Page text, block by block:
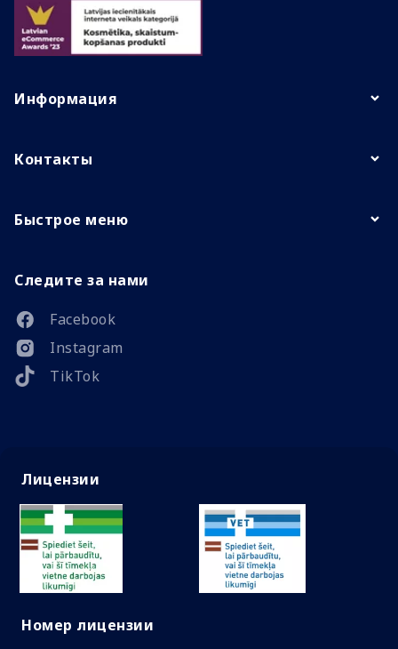
Информация
Контакты
Быстрое меню
Следите за нами
Facebook
Instagram
TikTok
Лицензии
Номер лицензии